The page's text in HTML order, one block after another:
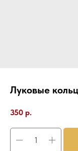
Луковые
350 р.